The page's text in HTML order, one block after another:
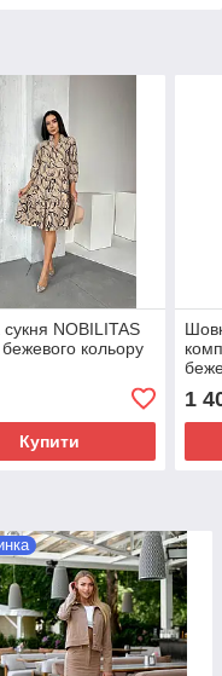
NOBILITAS
кольору
Купити
1